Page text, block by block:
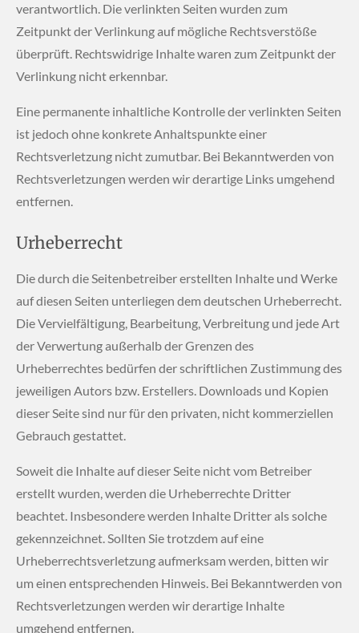
verantwortlich. Die verlinkten Seiten wurden zum
Zeitpunkt der Verlinkung auf mögliche Rechtsverstöße
überprüft. Rechtswidrige Inhalte waren zum Zeitpunkt der
Verlinkung nicht erkennbar.
Eine permanente inhaltliche Kontrolle der verlinkten Seiten
ist jedoch ohne konkrete Anhaltspunkte einer
Rechtsverletzung nicht zumutbar. Bei Bekanntwerden von
Rechtsverletzungen werden wir derartige Links umgehend
entfernen.
Urheberrecht
Die durch die Seitenbetreiber erstellten Inhalte und Werke
auf diesen Seiten unterliegen dem deutschen Urheberrecht.
Die Vervielfältigung, Bearbeitung, Verbreitung und jede Art
der Verwertung außerhalb der Grenzen des
Urheberrechtes bedürfen der schriftlichen Zustimmung des
jeweiligen Autors bzw. Erstellers. Downloads und Kopien
dieser Seite sind nur für den privaten, nicht kommerziellen
Gebrauch gestattet.
Soweit die Inhalte auf dieser Seite nicht vom Betreiber
erstellt wurden, werden die Urheberrechte Dritter
beachtet. Insbesondere werden Inhalte Dritter als solche
gekennzeichnet. Sollten Sie trotzdem auf eine
Urheberrechtsverletzung aufmerksam werden, bitten wir
um einen entsprechenden Hinweis. Bei Bekanntwerden von
Rechtsverletzungen werden wir derartige Inhalte
umgehend entfernen.